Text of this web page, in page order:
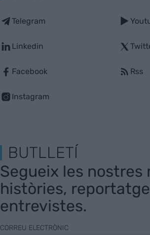
Telegram
Linkedin
Facebook
Instagram
Rss
BUTLLETÍ
Segueix les nostres
històries,
entrevistes.
CORREU ELECTRÒNIC